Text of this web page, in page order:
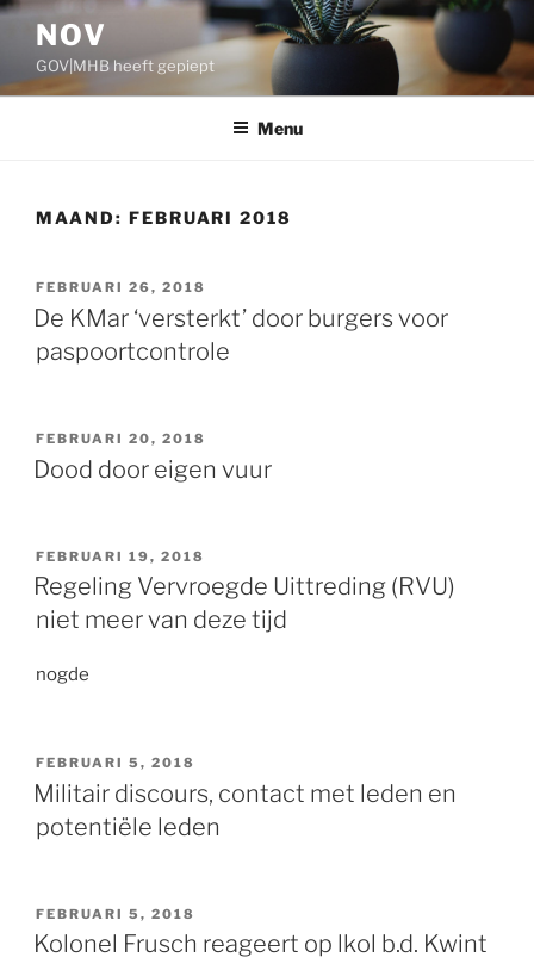
Ga
inhoud
NOV
GOV|MHB heeft gepiept
Menu
MAAND: FEBRUARI 2018
GEPLAATST
OP
FEBRUARI 26, 2018
De KMar ‘versterkt’ door burgers voor
paspoortcontrole
GEPLAATST
OP
FEBRUARI 20, 2018
Dood door eigen vuur
GEPLAATST
OP
FEBRUARI 19, 2018
Regeling Vervroegde Uittreding (RVU)
niet meer van deze tijd
nogde
GEPLAATST
OP
FEBRUARI 5, 2018
Militair discours, contact met leden en
potentiële leden
GEPLAATST
OP
FEBRUARI 5, 2018
Kolonel Frusch reageert op lkol b.d. Kwint